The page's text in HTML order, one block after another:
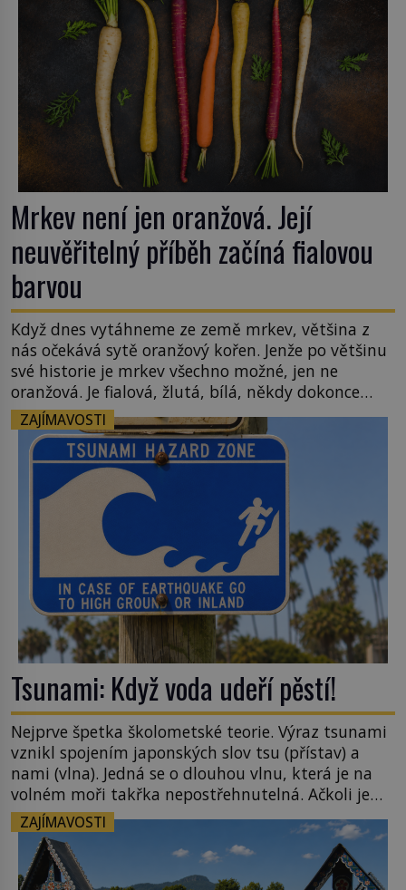
Mrkev není jen oranžová. Její
neuvěřitelný příběh začíná fialovou
barvou
Když dnes vytáhneme ze země mrkev, většina z
nás očekává sytě oranžový kořen. Jenže po většinu
své historie je mrkev všechno možné, jen ne
oranžová. Je fialová, žlutá, bílá, někdy dokonce
téměř černá. Až díky stovkám let pečlivého
šlechtění se z ní stává zelenina, bez které si českou
zahradu ani nedokážeme představit. Její příběh je
ZAJÍMAVOSTI
Tsunami: Když voda udeří pěstí!
Nejprve špetka školometské teorie. Výraz tsunami
vznikl spojením japonských slov tsu (přístav) a
nami (vlna). Jedná se o dlouhou vlnu, která je na
volném moři takřka nepostřehnutelná. Ačkoli je
vlnová délka tsunami i 300 kilometrů, výška vlny
na volném moři je maximálně 1,5 metru. Máme se
podobné obří vlny obávat i v Evropě? Vznik
tsunami si […]
ZAJÍMAVOSTI